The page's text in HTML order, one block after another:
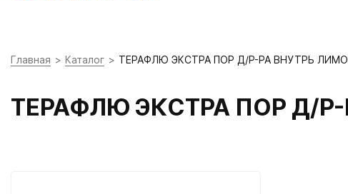
Главная Каталог ТЕРАФЛЮ ЭКСТРА ПОР Д/Р-РА ВНУТРЬ
ТЕРАФЛЮ ЭКСТРА ПОР Д/